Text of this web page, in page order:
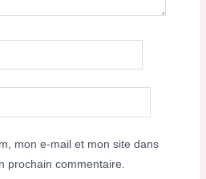
mon e-mail et mon site dans
prochain commentaire.